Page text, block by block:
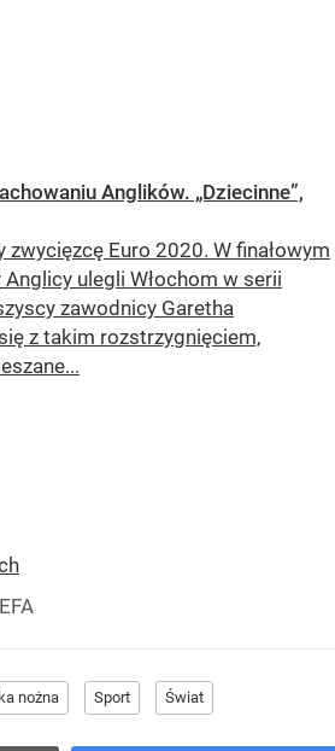
Anglików. „Dziecinne”,
zwycięzcę Euro 2020. W finałowym
ulegli Włochom w serii
zawodnicy Garetha
z takim rozstrzygnięciem,
nożna Sport Świat